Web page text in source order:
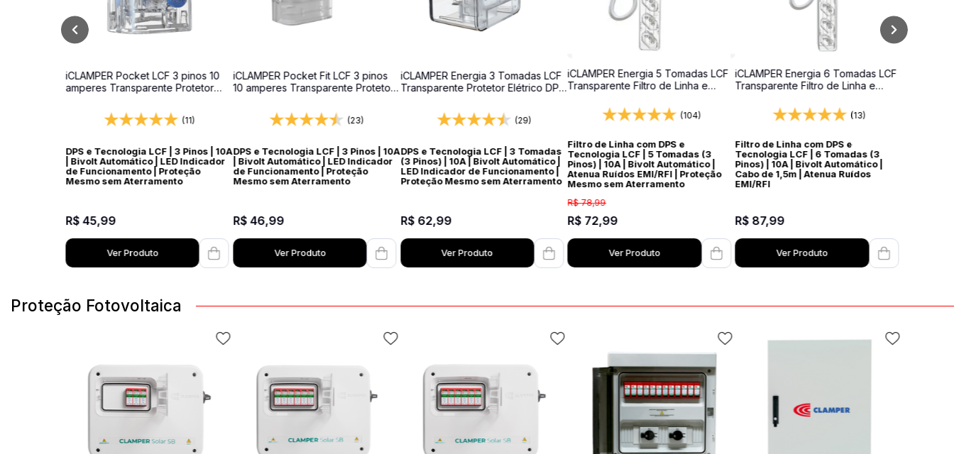
iCLAMPER Pocket LCF 3 pinos 10
amperes Transparente Protetor
(11)
DPS e Tecnologia LCF | 3 Pinos | 10A
| Bivolt Automático | LED Indicador
de Funcionamento | Proteção
Mesmo sem Aterramento
R$ 45,99
Ver Produto
iCLAMPER Pocket Fit LCF 3 pinos
10 amperes Transparente Protetor
(23)
DPS e Tecnologia LCF | 3 Pinos | 10A
| Bivolt Automático | LED Indicador
de Funcionamento | Proteção
Mesmo sem Aterramento
R$ 46,99
Ver Produto
iCLAMPER Energia 3 Tomadas LCF
Transparente Protetor Elétrico DPS
(29)
DPS e Tecnologia LCF | 3 Tomadas
(3 Pinos) | 10A | Bivolt Automático |
LED Indicador de Funcionamento |
Proteção Mesmo sem Aterramento
R$ 62,99
Ver Produto
iCLAMPER Energia 5 Tomadas LCF
Transparente Filtro de Linha e
(104)
Filtro de Linha com DPS e
Tecnologia LCF | 5 Tomadas (3
Pinos) | 10A | Bivolt Automático |
Atenua Ruídos EMI/RFI | Proteção
Mesmo sem Aterramento
R$ 78,99
R$ 72,99
Ver Produto
iCLAMPER Energia 6 Tomadas LCF
Transparente Filtro de Linha e
(13)
Filtro de Linha com DPS e
Tecnologia LCF | 6 Tomadas (3
Pinos) | 10A | Bivolt Automático |
Cabo de 1,5m | Atenua Ruídos
EMI/RFI
R$ 87,99
Ver Produto
Proteção Fotovoltaica